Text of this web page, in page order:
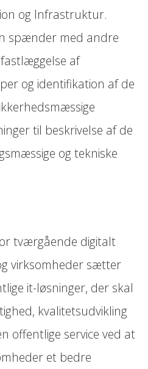
og Infrastruktur.
spænder med andre
af
og identifikation af de
til beskrivelse af de
og tekniske
tværgående digitalt
virksomheder sætter
it-løsninger, der skal
kvalitetsudvikling
offentlige service ved at
et bedre